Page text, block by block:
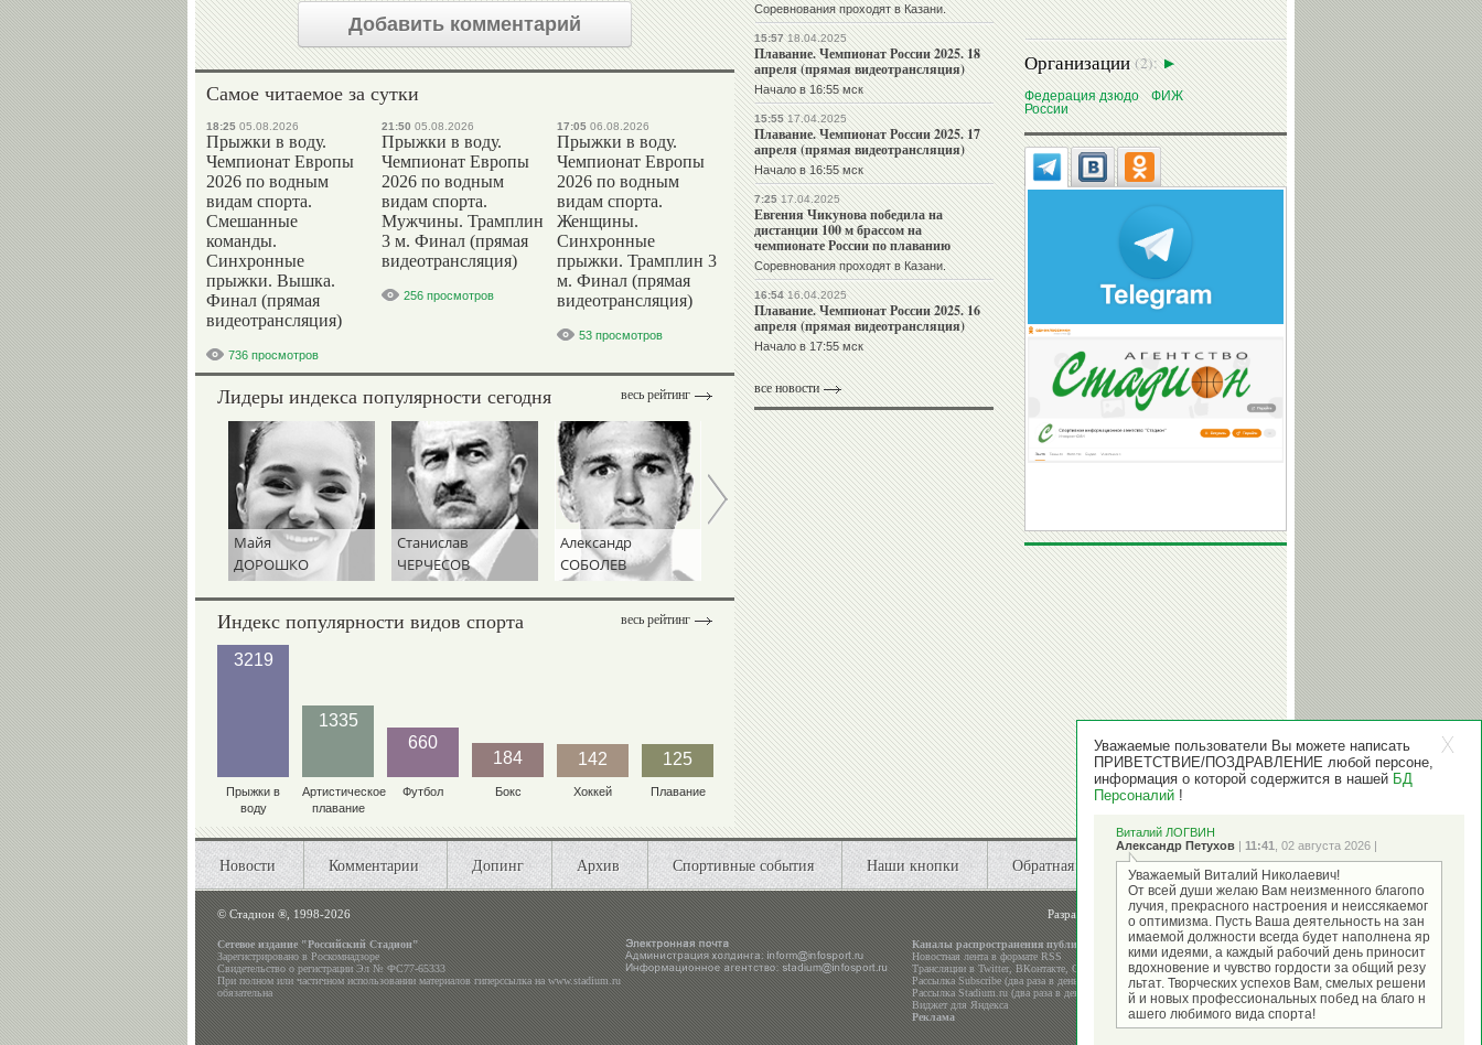
Добавить комментарий
Самое читаемое за сутки
18:25 05.08.2026
Прыжки в воду.
Чемпионат Европы
2026 по водным
видам спорта.
Смешанные
команды.
Синхронные
прыжки. Вышка.
Финал (прямая
видеотрансляция)
736 просмотров
21:50 05.08.2026
Прыжки в воду.
Чемпионат Европы
2026 по водным
видам спорта.
Мужчины. Трамплин
3 м. Финал (прямая
видеотрансляция)
256 просмотров
17:05 06.08.2026
Прыжки в воду.
Чемпионат Европы
2026 по водным
видам спорта.
Женщины.
Синхронные
прыжки. Трамплин 3
м. Финал (прямая
видеотрансляция)
53 просмотров
весь рейтинг
Лидеры индекса популярности сегодня
Майя
ДОРОШКО
Станислав
ЧЕРЧЕСОВ
Александр
СОБОЛЕВ
Андрей
ТАЛАЛАЕВ
Игорь
ДИВЕЕВ
Сергей
СЕМАК
весь рейтинг
Индекс популярности видов спорта
3219
Прыжки в
воду
1335
Артистическое
плавание
660
Футбол
184
Бокс
142
Хоккей
125
Плавание
Соревнования проходят в Казани.
15:5718.04.2025
Плавание. Чемпионат России 2025. 18
апреля (прямая видеотрансляция)
Начало в 16:55 мск
15:5517.04.2025
Плавание. Чемпионат России 2025. 17
апреля (прямая видеотрансляция)
Начало в 16:55 мск
7:2517.04.2025
Евгения Чикунова победила на
дистанции 100 м брассом на
чемпионате России по плаванию
Соревнования проходят в Казани.
16:5416.04.2025
Плавание. Чемпионат России 2025. 16
апреля (прямая видеотрансляция)
Начало в 17:55 мск
все новости
Организации(2):
Федерация дзюдо
России
ФИЖ
Новости Комментарии Допинг Архив Спортивные события Наши кнопки Обратная связь
©Стадион ®, 1998-2026 Разработка и поддержкаООО "Стадион"
Сетевое издание "Российский Стадион"
Зарегистрировано в Роскомнадзоре
Свидетельство о регистрации Эл № ФС77-65333
При полном или частичном использовании материалов гиперссылка наwww.stadium.ru
обязательна
Каналы распространения публикаций
Новостная лента в формате RSS
Трансляции вTwitter,ВКонтакте,Google+
Рассылка Subscribe (два раза в день)
Рассылка Stadium.ru (два раза в день)
Виджет для Яндекса
Реклама
Уважаемые пользователи Вы можете написать
ПРИВЕТСТВИЕ/ПОЗДРАВЛЕНИЕ любой персоне,
информация о которой содержится в нашей БД
Персоналий !
Виталий ЛОГВИН
Александр Петухов | 11:41 , 02 августа 2026 |
Уважаемый Виталий Николаевич!
От всей души желаю Вам неизменного благопо
лучия, прекрасного настроения и неиссякаемог
о оптимизма. Пусть Ваша деятельность на зан
имаемой должности всегда будет наполнена яр
кими идеями, а каждый рабочий день приносит
вдохновение и чувство гордости за общий резу
льтат. Творческих успехов Вам, смелых решени
й и новых профессиональных побед на благо н
ашего любимого вида спорта!